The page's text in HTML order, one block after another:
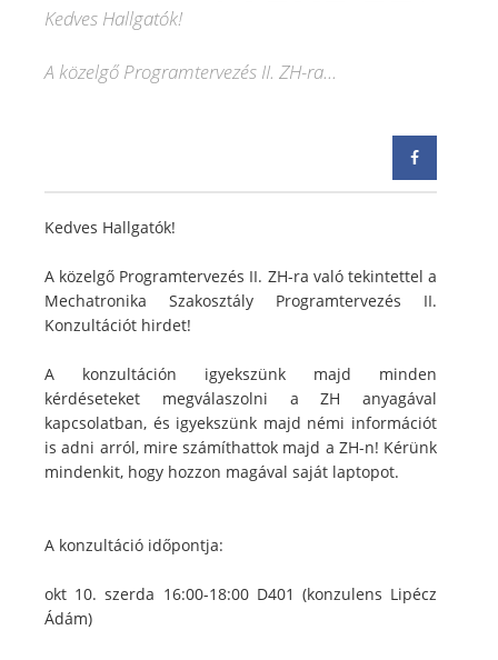
Kedves Hallgatók!
A közelgő Programtervezés II. ZH-ra...
Kedves Hallgatók!
A közelgő Programtervezés II. ZH-ra való tekintettel a
Mechatronika Szakosztály Programtervezés II.
Konzultációt hirdet!
A konzultáción igyekszünk majd minden
kérdéseteket megválaszolni a ZH anyagával
kapcsolatban, és igyekszünk majd némi információt
is adni arról, mire számíthattok majd a ZH-n! Kérünk
mindenkit, hogy hozzon magával saját laptopot.
A konzultáció időpontja:
okt 10. szerda 16:00-18:00 D401 (konzulens Lipécz
Ádám)